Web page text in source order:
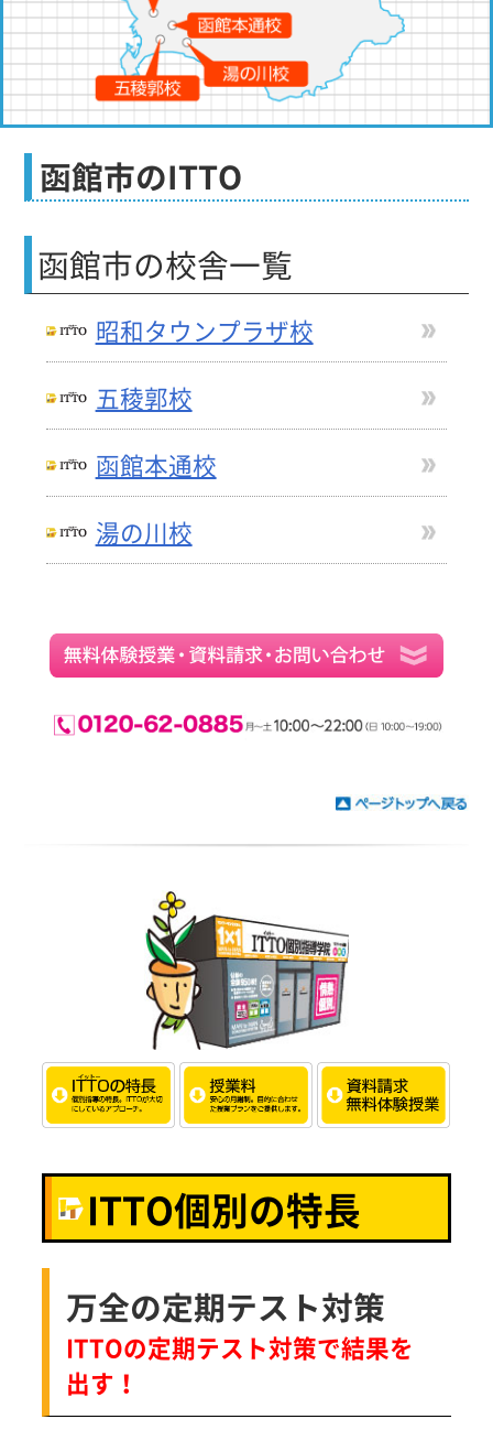
函館市のITTO
函館市の校舎一覧
昭和タウンプラザ校
五稜郭校
函館本通校
湯の川校
ITTO個別の特長
万全の定期テスト対策
ITTOの定期テスト対策で結果を
出す！